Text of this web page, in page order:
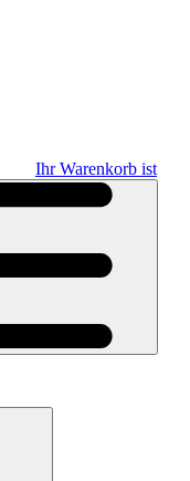
Ihr Warenkorb ist